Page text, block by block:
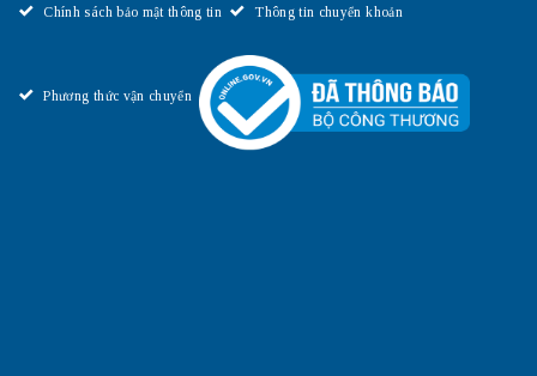
Chính sách bảo mật thông tin Thông tin chuyển khoản
Phương thức vận chuyển